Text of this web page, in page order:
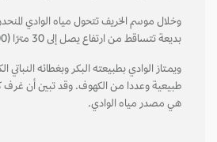
وخلال موسم الخريف تتحول مياه الوادي المنحدرة
بديعة تتساقط من ارتفاع يصل إلى 30 مترًا (100 قدم).
ويمـتاز الوادي بطبيعته البكر وبغطائه النباتي
طبيعية وعددا من الكهوف. وقد تبين أن غرف كهف
هي مصدر مياه الوادي.